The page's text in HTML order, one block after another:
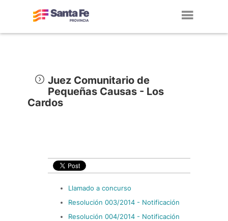
Juez Comunitario de
Pequeñas Causas - Los
Cardos
Llamado a concurso
Resolución 003/2014 - Notificación
Resolución 004/2014 - Notificación